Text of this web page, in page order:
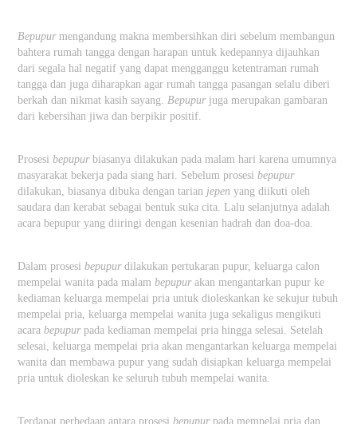
Bepupurmengandung makna membersihkan diri sebelum membangun
bahtera rumah tangga dengan harapan untuk kedepannya dijauhkan
dari segala hal negatif yang dapat mengganggu ketentraman rumah
tangga dan juga diharapkan agar rumah tangga pasangan selalu diberi
berkah dan nikmat kasih sayang. Bepupurjuga merupakan gambaran
dari kebersihan jiwa dan berpikir positif.
Prosesibepupurbiasanya dilakukan pada malam hari karena umumnya
masyarakat bekerja pada siang hari. Sebelum prosesibepupur
dilakukan, biasanya dibuka dengan tarian jepen yang diikuti oleh
saudara dan kerabat sebagai bentuk suka cita. Lalu selanjutnya adalah
acara bepupur yang diiringi dengan kesenian hadrah dan doa-doa.
Dalam prosesibepupurdilakukan pertukaran pupur, keluarga calon
mempelai wanita pada malambepupurakan mengantarkan pupur ke
kediaman keluarga mempelai pria untuk dioleskankan ke sekujur tubuh
mempelai pria, keluarga mempelai wanita juga sekaligus mengikuti
acarabepupurpada kediaman mempelai pria hingga selesai. Setelah
selesai, keluarga mempelai pria akan mengantarkan keluarga mempelai
wanita dan membawa pupur yang sudah disiapkan keluarga mempelai
pria untuk dioleskan ke seluruh tubuh mempelai wanita.
Terdapat perbedaan antara prosesibepupurpada mempelai pria dan